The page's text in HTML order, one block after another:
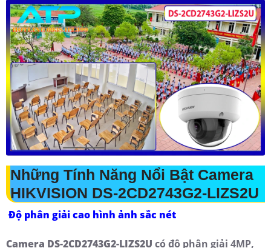
Những Tính Năng Nổi Bật Camera
HIKVISION DS-2CD2743G2-LIZS2U
Độ phân giải cao hình ảnh sắc nét
Camera DS-2CD2743G2-LIZS2U có độ phân giải 4MP,